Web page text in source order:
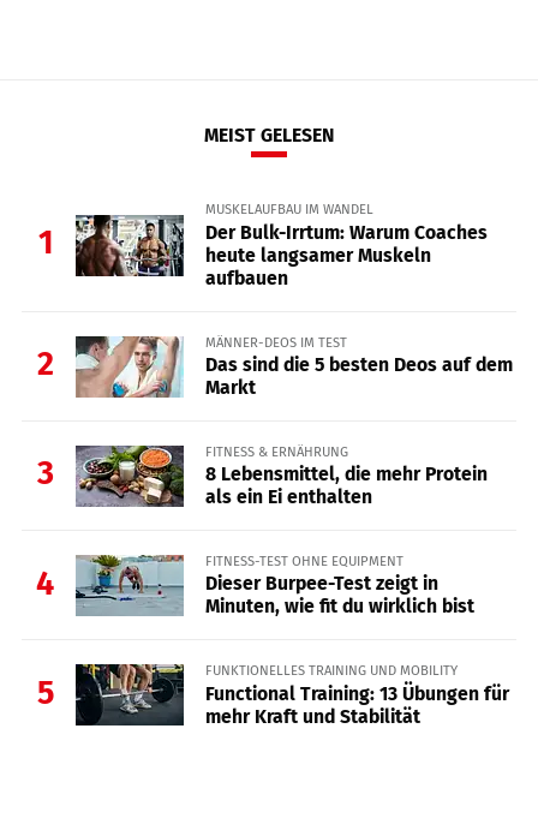
MEIST GELESEN
1
MUSKELAUFBAU IM WANDEL
Der Bulk-Irrtum: Warum Coaches
heute langsamer Muskeln
aufbauen
2
MÄNNER-DEOS IM TEST
Das sind die 5 besten Deos auf dem
Markt
3
FITNESS & ERNÄHRUNG
8 Lebensmittel, die mehr Protein
als ein Ei enthalten
4
FITNESS-TEST OHNE EQUIPMENT
Dieser Burpee-Test zeigt in
Minuten, wie fit du wirklich bist
5
FUNKTIONELLES TRAINING UND MOBILITY
Functional Training: 13 Übungen für
mehr Kraft und Stabilität